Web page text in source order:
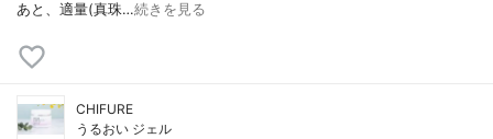
あと、適量(真珠…続きを見る
CHIFURE
うるおい ジェル